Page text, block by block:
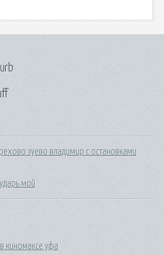
зуево владимир с остановками
мой
киномаксе уфа